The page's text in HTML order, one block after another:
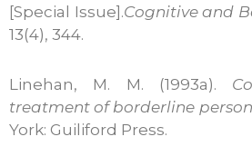
[Special Issue].Cognitive and
13(4), 344.
Linehan, M. M. (1993a).
treatment of borderline
York: Guiliford Press.